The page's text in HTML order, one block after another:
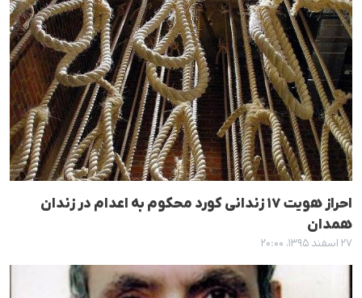
احراز هویت ١٧ زندانی کورد محکوم بە اعدام در زندان
همدان
۲۷ اسفند ۱۳۹۵، ۲۰:۰۰